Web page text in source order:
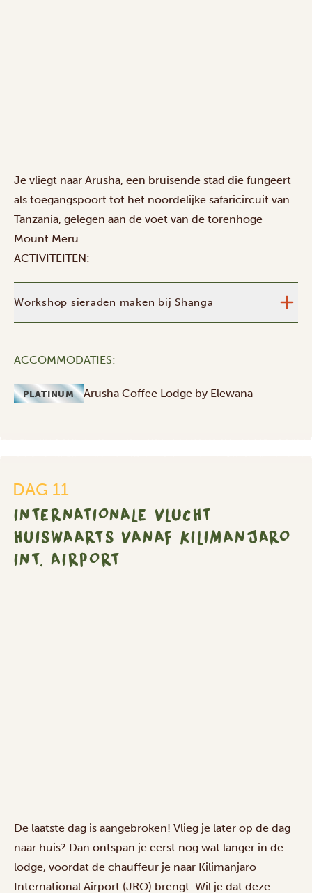
Je vliegt naar Arusha, een bruisende stad die fungeert
als toegangspoort tot het noordelijke safaricircuit van
Tanzania, gelegen aan de voet van de torenhoge
Mount Meru.
ACTIVITEITEN:
Workshop sieraden maken bij Shanga
ACCOMMODATIES:
PLATINUM Arusha Coffee Lodge by Elewana
DAG 11
INTERNATIONALE VLUCHT
HUISWAARTS VANAF KILIMANJARO
INT. AIRPORT
huiswaarts
vanaf
Kilimanjaro
Int.
Airport
De laatste dag is aangebroken! Vlieg je later op de dag
naar huis? Dan ontspan je eerst nog wat langer in de
lodge, voordat de chauffeur je naar Kilimanjaro
International Airport (JRO) brengt. Wil je dat deze